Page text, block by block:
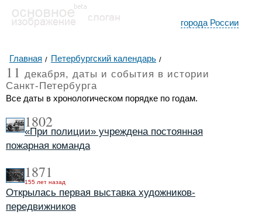
города России
Главная Петербургский календарь
11 декабря, даты и события в истории
Санкт-Петербурга
Все даты в хронологическом порядке по годам.
1802
«При полиции» учреждена постоянная
пожарная команда
1871
155 лет назад
Открылась первая выставка художников-
передвижников